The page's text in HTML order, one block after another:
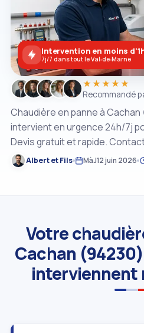
Chaudière en panne à
intervient en urgence 24h/7j
Devis gratuit et rapide.
Albert et Fils MàJ12 juin 2026
★★★★★
Recommandé
Intervention en moins
7j/7 dans tout le Val‑de‑Marne
Votre
Cachan
interviennent